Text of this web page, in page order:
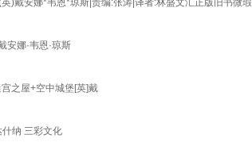
)戴安娜*韦恩*琼斯|责编:张涛|译者:林盛文汇正版旧书微
安娜·韦恩·琼斯
之屋+空中城堡[英]戴
什纳 三彩文化